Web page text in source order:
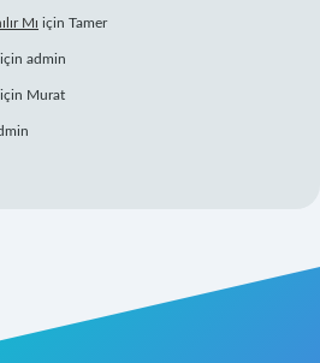
Mı için Tamer
admin
Murat